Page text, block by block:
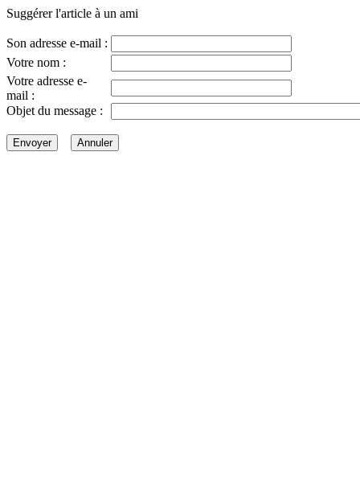
Suggérer l'article à un ami
Son adresse e-mail :
Votre nom :
Votre adresse e-
mail :
Objet du message :